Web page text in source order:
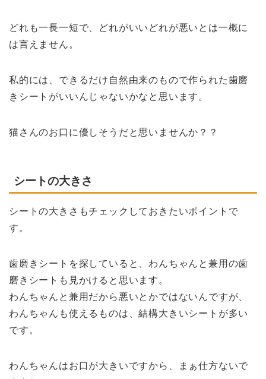
どれも一長一短で、どれがいいどれが悪いとは一概に
は言えません。
私的には、できるだけ自然由来のもので作られた歯磨
きシートがいいんじゃないかなと思います。
猫さんのお口に優しそうだと思いませんか？？
シートの大きさ
シートの大きさもチェックしておきたいポイントで
す。
歯磨きシートを探していると、わんちゃんと兼用の歯
磨きシートも見かけると思います。
わんちゃんと兼用だから悪いとかではないんですが、
わんちゃんも使えるものは、結構大きいシートが多い
です。
わんちゃんはお口が大きいですから、まぁ仕方ないで